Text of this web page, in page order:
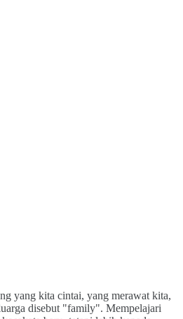
yang kita cintai, yang merawat kita,
disebut "family". Mempelajari